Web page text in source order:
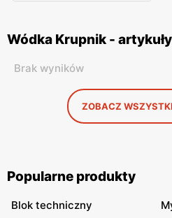
Wódka Krupnik - artykuły
Brak wyników
ZOBACZ
Popularne produkty
Blok techniczny